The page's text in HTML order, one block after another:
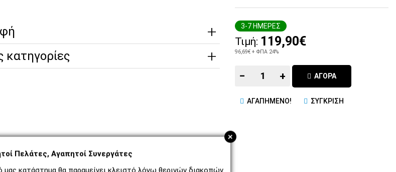
+
Πελάτες, Αγαπητοί Συνεργάτες
κατηγορίες
3-7 ΗΜΕΡΕΣ
Τιμή: 119,90€
96,69€ + ΦΠΑ 24%
− + ΑΓΟΡΑ
ΑΓΑΠΗΜΕΝΟ! ΣΥΓΚΡΙΣΗ